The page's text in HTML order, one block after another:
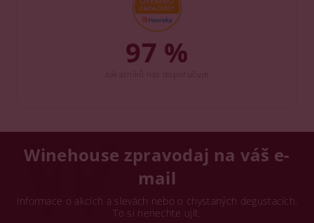
97 %
Winehouse zpravodaj na váš e-
mail
Informace o akcích a slevách nebo o chystaných degustacích.
To si nenechte ujít.